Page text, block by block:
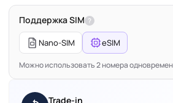
Поддержка SIM ?
Nano-SIM eSIM
Можно использовать 2 номера
Trade-in